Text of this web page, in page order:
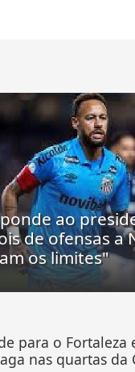
ao
de ofensas a
os limites"
para o Fortaleza
nas quartas da